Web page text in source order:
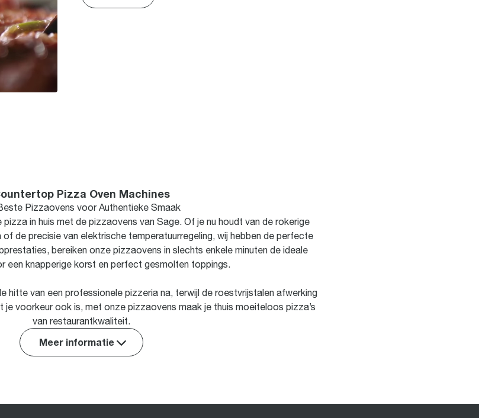
Pizza Oven Machines
Pizzaovens voor Authentieke Smaak
in huis met de pizzaovens van Sage. Of je nu houdt van de rokerige
de precisie van elektrische temperatuurregeling, wij hebben de perfecte
bereiken onze pizzaovens in slechts enkele minuten de ideale
een knapperige korst en perfect gesmolten toppings.
hitte van een professionele pizzeria na, terwijl de roestvrijstalen afwerking
je voorkeur ook is, met onze pizzaovens maak je thuis moeiteloos pizza’s
van restaurantkwaliteit.
Meer informatie